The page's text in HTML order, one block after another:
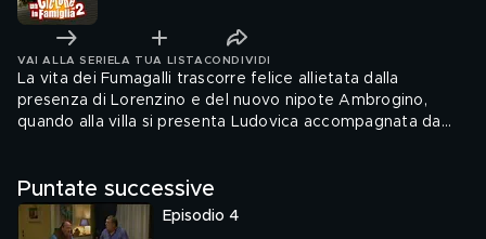
VAI ALLA SERIE LA TUA LISTA CONDIVIDI
La vita dei Fumagalli trascorre felice allietata dalla
presenza di Lorenzino e del nuovo nipote Ambrogino,
quando alla villa si presenta Ludovica accompagnata da
avere mai avuto una relazione con Bambi, la madre della
ragazza. Tilly, inferocita, lo caccia di casa e chiede il
divorzio, affidandosi al fido avvocato Tigre. Per Lorenzo,
Puntate successive
Episodio 4